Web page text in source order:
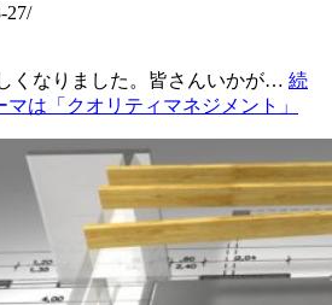
27
くなりました。皆さんいかが… 続
マは「クオリティマネジメント」